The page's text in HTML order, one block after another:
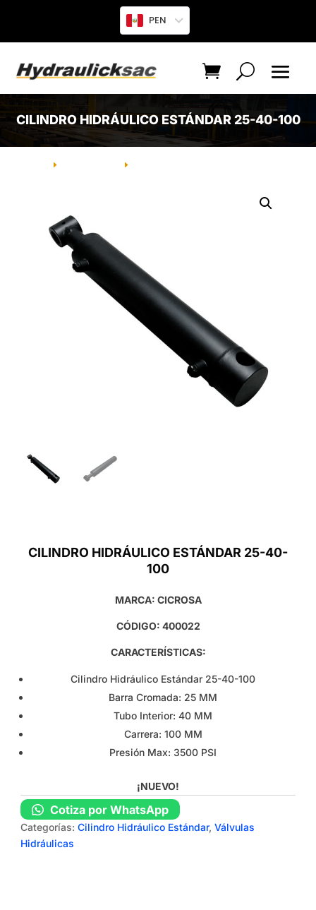
PEN
CILINDRO HIDRÁULICO ESTÁNDAR 25-40-100
E E
CILINDRO HIDRÁULICO ESTÁNDAR 25-40-
100
MARCA: CICROSA
CÓDIGO: 400022
CARACTERÍSTICAS:
Cilindro Hidráulico Estándar 25-40-100
Barra Cromada: 25 MM
Tubo Interior: 40 MM
Carrera: 100 MM
Presión Max: 3500 PSI
¡NUEVO!
Cotiza por WhatsApp
Categorías:Cilindro Hidráulico Estándar,Válvulas
Hidráulicas